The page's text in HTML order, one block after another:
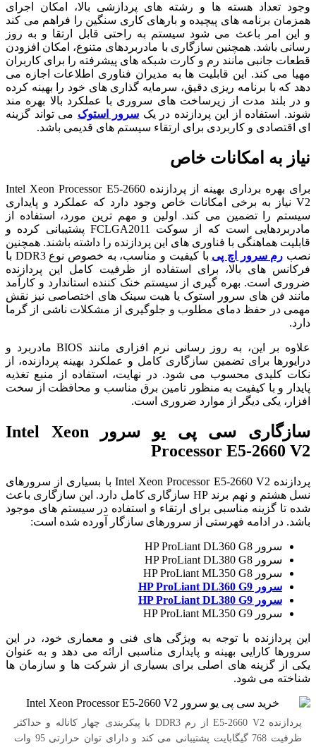
وجود تعداد هسته ها و رشته های پردازشی بالا، امکان اجرای
همزمان برنامه های پیچیده و بارهای کاری سنگین را فراهم می کند
و این امر باعث می شود سیستم به راحتی قابل ارتقا و به روز
رسانی باشد. همچنین سازگاری با مادربردهای متنوع، امکان افزودن
قطعات جانبی مانند رم و کارت شبکه های پیشرفته را برای کاربران
مهیا می کند. این قابلیت ها به مدیران فناوری اطلاعات اجازه می
دهد که با برنامه ریزی دقیق، سرمایه گذاری های خود را بهینه کرده
و در بلند مدت از زیرساخت های سروری با عملکرد بالا بهره مند
شوند. استفاده از این پردازنده در یک سرور استوک می تواند گزینه
ای اقتصادی و کاربردی برای ارتقاء سیستم های قدیمی باشد.
نیاز به امکانات خاص
برای بهره برداری بهینه از پردازنده Intel Xeon Processor E5-2660
V2 نیاز به برخی امکانات خاص وجود دارد که عملکرد و پایداری
سیستم را تضمین می کند. اولین و مهم ترین مورد، استفاده از
مادربردهایی است که از سوکت FCLGA2011 پشتیبانی کرده و
قابلیت هماهنگی با فناوری های این پردازنده را داشته باشند. همچنین
نصب رم سرور اچ پی
با کیفیت و مناسب، به خصوص نوع DDR3 با
فرکانس های بالا، برای استفاده از ظرفیت کامل این پردازنده
ضروری است. بهره گیری از سیستم خنک کننده استاندارد و کارآمد
مانند فن های سرور استوک یا هیت سینک های اختصاصی نیز نقش
مهمی در حفظ دمای مطلوب و جلوگیری از مشکلات ناشی از گرما
دارد.
علاوه بر این، به روز رسانی نرم افزاری مانند BIOS مادربرد و
درایورها برای تضمین سازگاری کامل و عملکرد بهینه پردازنده، از
نکات کلیدی محسوب می شود. در نهایت، استفاده از منبع تغذیه
پایدار و با کیفیت به منظور تامین برق مناسب و محافظت از سخت
افزار، یکی دیگر از موارد ضروری است.
سازگاری سی پی یو سرور Intel Xeon
Processor E5-2660 V2
پردازنده Intel Xeon Processor E5-2660 V2 با بسیاری از سرورهای
نسل هشتم و نهم برند HP سازگاری کامل دارد. این سازگاری باعث
شده تا گزینه مناسبی برای ارتقاء و استفاده در سیستم های موجود
باشد. در ادامه فهرستی از سرورهای سازگار آورده شده است:
سرور HP ProLiant DL360 G8
سرور HP ProLiant DL380 G8
سرور HP ProLiant ML350 G8
سرور HP ProLiant DL360 G9
سرور HP ProLiant DL380 G9
سرور HP ProLiant ML350 G9
این پردازنده با توجه به ویژگی های فنی و معماری خود، در این
سرورها کارایی بهینه و پایداری مناسبی ارائه می دهد و به عنوان
یکی از گزینه های اصلی برای بسیاری از شرکت ها و سازمان ها
شناخته می شود.
پردازنده E5-2660 V2 از رم DDR3 با پیکربندی چهار کاناله و حداکثر
ظرفیت 768 گیگابایت پشتیبانی می کند و دارای توان حرارتی 95 وات